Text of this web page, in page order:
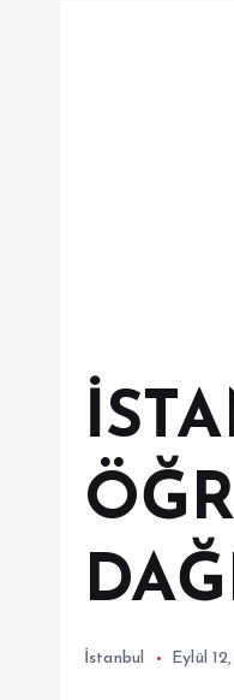
İstanbul Eylül